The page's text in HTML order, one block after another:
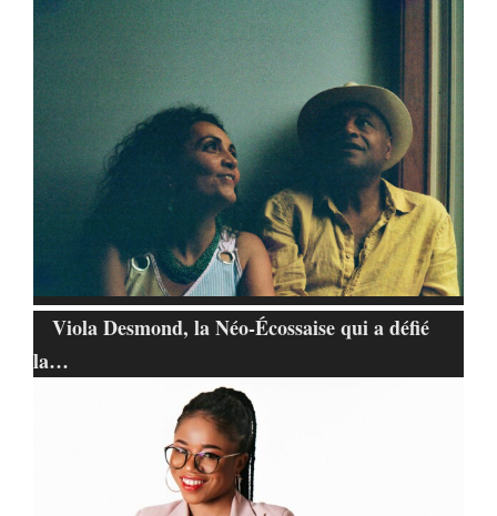
Viola Desmond, la Néo-Écossaise qui a défié
la…